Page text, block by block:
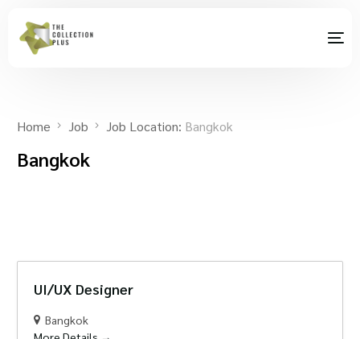
Home Job Job Location: Bangkok
Bangkok
UI/UX Designer
Bangkok